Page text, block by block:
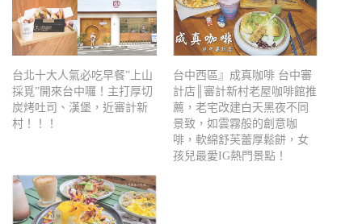
台北十大人氣必吃早餐”上山
採覓”開來台中囉！主打厚切
炭烤吐司、漢堡，近審計新
村！！！
台中西區』成真咖啡 台中審
計店║審計新村老屋咖啡館推
薦，老宅改建白天黑夜不同
景致，如雲霧般的創意咖
啡，軟綿舒芙蕾厚鬆餅，女
孩兒最愛IG熱門景點！